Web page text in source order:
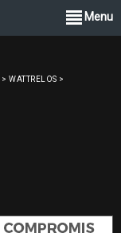
Menu
> WATTRELOS >